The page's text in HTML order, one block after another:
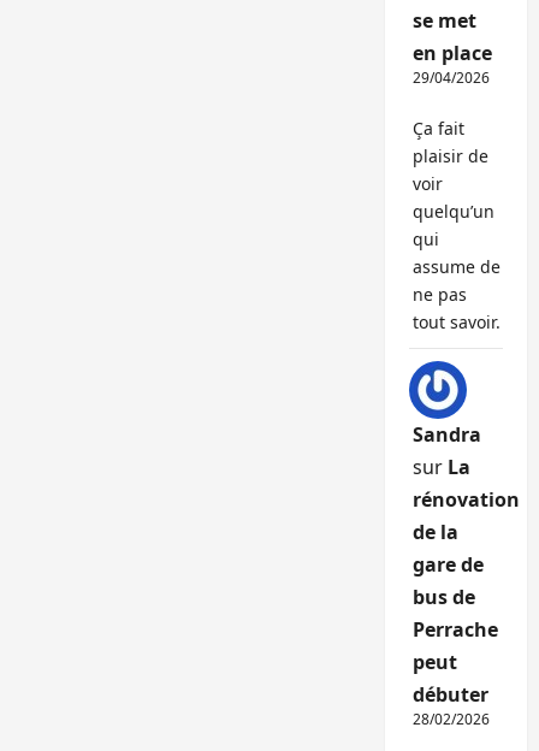
se met
en place
29/04/2026
Ça fait
plaisir de
voir
quelqu’un
qui
assume de
ne pas
tout savoir.
Sandra
sur La
rénovation
de la
gare de
bus de
Perrache
peut
débuter
28/02/2026